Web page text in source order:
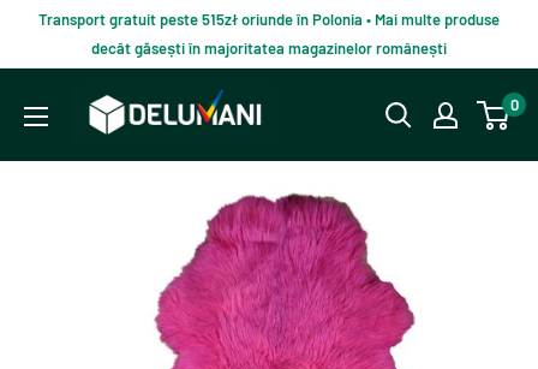
continut
Transport gratuit peste 515zł oriunde în Polonia • Mai multe produse
decât găsești în majoritatea magazinelor românești
Delumani
Magazin
0